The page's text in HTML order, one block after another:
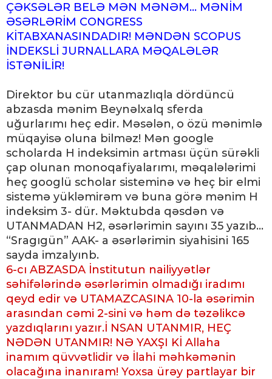
ÇƏKSƏLƏR BELƏ MƏN MƏNƏM... MƏNİM
ƏSƏRLƏRİM CONGRESS
KİTABXANASINDADIR! MƏNDƏN SCOPUS
İNDEKSLİ JURNALLARA MƏQALƏLƏR
İSTƏNİLİR!
Direktor bu cür utanmazlıqla dördüncü
abzasda mənim Beynəlxalq sferda
uğurlarımı heç edir. Məsələn, o özü mənimlə
müqayisə oluna bilməz! Mən google
scholarda H indeksimin artması üçün sürəkli
çap olunan monoqafiyalarımı, məqalələrimi
heç googlü scholar sisteminə və heç bir elmi
sistemə yükləmirəm və buna görə mənim H
indeksim 3- dür. Məktubda qəsdən və
UTANMADAN H2, əsərlərimin sayını 35 yazıb...
“Sragıgün” AAK- a əsərlərimin siyahisini 165
sayda imzalyınb.
6-cı ABZASDA İnstitutun nailiyyətlər
səhifələrində əsərlərimin olmadığı iradımı
qeyd edir və UTAMAZCASINA 10-la əsərimin
arasından cəmi 2-sini və həm də təzəlikcə
yazdıqlarını yazır.İ NSAN UTANMIR, HEÇ
NƏDƏN UTANMIR! NƏ YAXŞI Kİ Allaha
inamım qüvvətlidir və İlahi məhkəmənin
olacağına inanıram! Yoxsa ürəy partlayar bir